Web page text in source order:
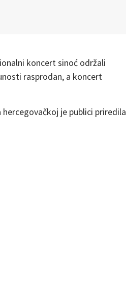
koncert sinoć održali
rasprodan, a koncert
je publici priredila